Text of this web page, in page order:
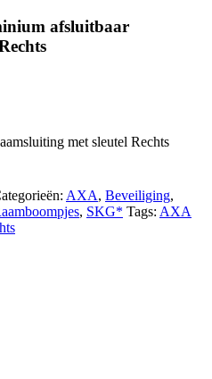
afsluitbaar
met sleutel Rechts
AXA, Beveiliging,
, SKG* Tags: AXA